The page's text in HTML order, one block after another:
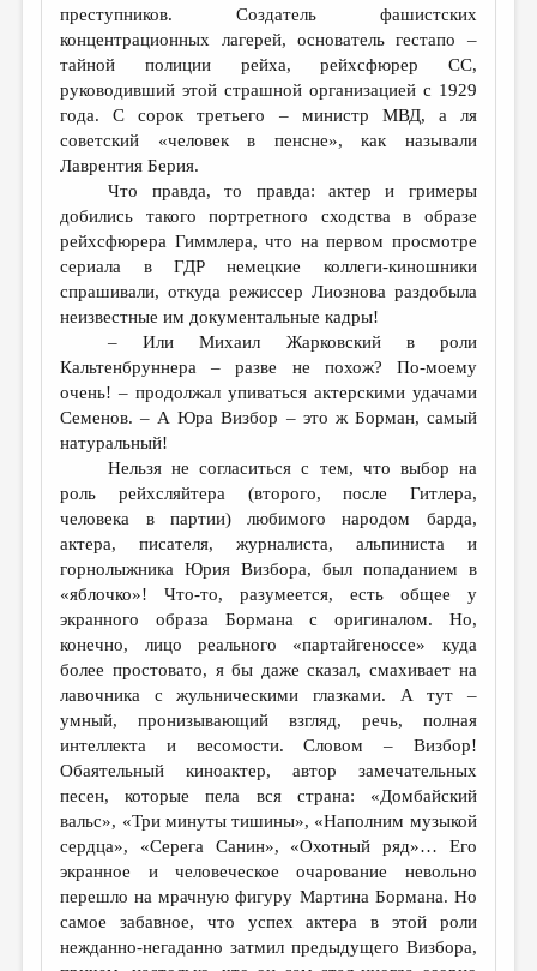
преступников. Создатель фашистских
концентрационных лагерей, основатель гестапо –
тайной полиции рейха, рейхсфюрер СС,
руководивший этой страшной организацией с 1929
года. С сорок третьего – министр МВД, а ля
советский «человек в пенсне», как называли
Лаврентия Берия.
Что правда, то правда: актер и гримеры
добились такого портретного сходства в образе
рейхсфюрера Гиммлера, что на первом просмотре
сериала в ГДР немецкие коллеги-киношники
спрашивали, откуда режиссер Лиознова раздобыла
неизвестные им документальные кадры!
– Или Михаил Жарковский в роли
Кальтенбруннера – разве не похож? По-моему
очень! – продолжал упиваться актерскими удачами
Семенов. – А Юра Визбор – это ж Борман, самый
натуральный!
Нельзя не согласиться с тем, что выбор на
роль рейхсляйтера (второго, после Гитлера,
человека в партии) любимого народом барда,
актера, писателя, журналиста, альпиниста и
горнолыжника Юрия Визбора, был попаданием в
«яблочко»! Что-то, разумеется, есть общее у
экранного образа Бормана с оригиналом. Но,
конечно, лицо реального «партайгеноссе» куда
более простовато, я бы даже сказал, смахивает на
лавочника с жульническими глазками. А тут –
умный, пронизывающий взгляд, речь, полная
интеллекта и весомости. Словом – Визбор!
Обаятельный киноактер, автор замечательных
песен, которые пела вся страна: «Домбайский
вальс», «Три минуты тишины», «Наполним музыкой
сердца», «Серега Санин», «Охотный ряд»… Его
экранное и человеческое очарование невольно
перешло на мрачную фигуру Мартина Бормана. Но
самое забавное, что успех актера в этой роли
нежданно-негаданно затмил предыдущего Визбора,